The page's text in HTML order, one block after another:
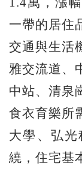
一帶的居住
交通與生活
雅交流道、
中站、清泉
食衣育樂所
大學、弘
繞，住宅基